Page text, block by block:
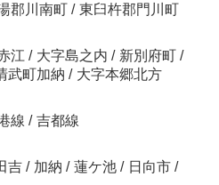
郡川南町 / 東臼杵郡門川町
江 / 大字島之内 / 新別府町 /
武町加納 / 大字本郷北方
線 / 吉都線
吉 / 加納 / 蓮ケ池 / 日向市 /